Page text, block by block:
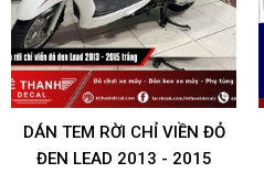
DÁN TEM RỜI CHỈ VIỀN ĐỎ
ĐEN LEAD 2013 - 2015